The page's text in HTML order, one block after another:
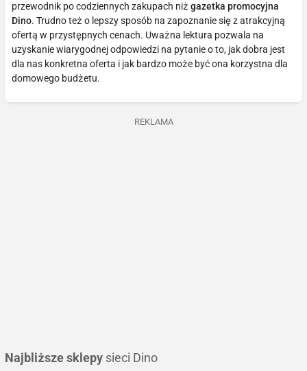
przewodnik po codziennych zakupach niż gazetka promocyjna
Dino. Trudno też o lepszy sposób na zapoznanie się z atrakcyjną
ofertą w przystępnych cenach. Uważna lektura pozwala na
uzyskanie wiarygodnej odpowiedzi na pytanie o to, jak dobra jest
dla nas konkretna oferta i jak bardzo może być ona korzystna dla
domowego budżetu.
REKLAMA
Najbliższe sklepy sieci Dino